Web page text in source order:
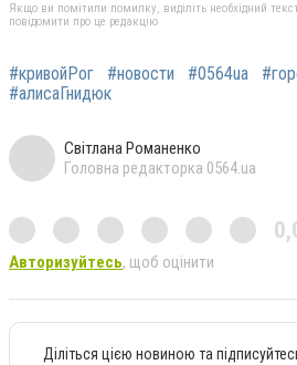
Якщо ви помітили помилку, виділіть необхідний
повідомити про це редакцію
#кривойРог #новости #0564ua
#алисаГнидюк
Світлана Романенко
Головна редакторка 0564.ua
Авторизуйтесь, щоб оцінити
Діліться цією новиною та